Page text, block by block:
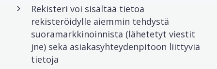
Rekisteri voi sisältää tietoa
rekisteröidylle aiemmin tehdystä
suoramarkkinoinnista (lähetetyt viestit
jne) sekä asiakasyhteydenpitoon liittyviä
tietoja